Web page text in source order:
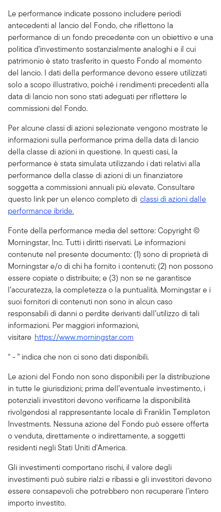
Le performance indicate possono includere periodi
antecedenti al lancio del Fondo, che riflettono la
performance di un fondo precedente con un obiettivo e una
politica d’investimento sostanzialmente analoghi e il cui
patrimonio è stato trasferito in questo Fondo al momento
del lancio. I dati della performance devono essere utilizzati
solo a scopo illustrativo, poiché i rendimenti precedenti alla
data di lancio non sono stati adeguati per riflettere le
commissioni del Fondo.
Per alcune classi di azioni selezionate vengono mostrate le
informazioni sulla performance prima della data di lancio
della classe di azioni in questione. In questi casi, la
performance è stata simulata utilizzando i dati relativi alla
performance della classe di azioni di un finanziatore
soggetta a commissioni annuali più elevate. Consultare
questo link per un elenco completo di classi di azioni dalle
performance ibride.
Fonte della performance media del settore: Copyright ©
Morningstar, Inc. Tutti i diritti riservati. Le informazioni
contenute nel presente documento: (1) sono di proprietà di
Morningstar e/o di chi ha fornito i contenuti; (2) non possono
essere copiate o distribuite; e (3) non se ne garantisce
l’accuratezza, la completezza o la puntualità. Morningstar e i
suoi fornitori di contenuti non sono in alcun caso
responsabili di danni o perdite derivanti dall’utilizzo di tali
informazioni. Per maggiori informazioni,
visitare https://www.morningstar.com
“ - ” indica che non ci sono dati disponibili.
Le azioni del Fondo non sono disponibili per la distribuzione
in tutte le giurisdizioni; prima dell’eventuale investimento, i
potenziali investitori devono verificarne la disponibilità
rivolgendosi al rappresentante locale di Franklin Templeton
Investments. Nessuna azione del Fondo può essere offerta
o venduta, direttamente o indirettamente, a soggetti
residenti negli Stati Uniti d’America.
Gli investimenti comportano rischi, il valore degli
investimenti può subire rialzi e ribassi e gli investitori devono
essere consapevoli che potrebbero non recuperare l’intero
importo investito.